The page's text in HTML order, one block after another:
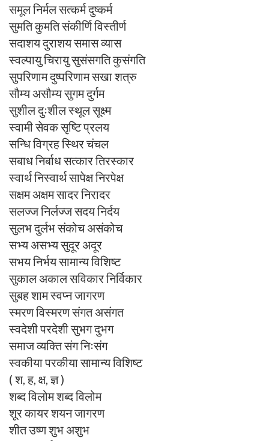
समूल निर्मल सत्कर्म दुष्कर्म
सुमति कुमति संकीर्णि विस्तीर्ण
सदाशय दुराशय समास व्यास
स्वल्पायु चिरायु सुसंसगति कुसंगति
सुपरिणाम दुष्परिणाम सखा शत्रु
सौम्य असौम्य सुगम दुर्गम
सुशील दुःशील स्थूल सूक्ष्म
स्वामी सेवक सृष्टि प्रलय
सन्धि विग्रह स्थिर चंचल
सबाध निर्बाध सत्कार तिरस्कार
स्वार्थ निस्वार्थ सापेक्ष निरपेक्ष
सक्षम अक्षम सादर निरादर
सलज्ज निर्लज्ज सदय निर्दय
सुलभ दुर्लभ संकोच असंकोच
सभ्य असभ्य सुदूर अदूर
सभय निर्भय सामान्य विशिष्ट
सुकाल अकाल सविकार निर्विकार
सुबह शाम स्वप्न जागरण
स्मरण विस्मरण संगत असंगत
स्वदेशी परदेशी सुभग दुभग
समाज व्यक्ति संग निःसंग
स्वकीया परकीया सामान्य विशिष्ट
( श, ह, क्ष, ज्ञ )
शब्द विलोम शब्द विलोम
शूर कायर शयन जागरण
शीत उष्ण शुभ अशुभ